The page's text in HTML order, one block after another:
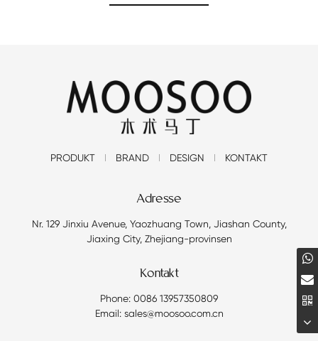
PRODUKT BRAND DESIGN KONTAKT
Adresse
Nr. 129 Jinxiu Avenue, Yaozhuang Town, Jiashan County,
Jiaxing City, Zhejiang-provinsen
Kontakt
Phone: 0086 13957350809
Email: sales@moosoo.com.cn